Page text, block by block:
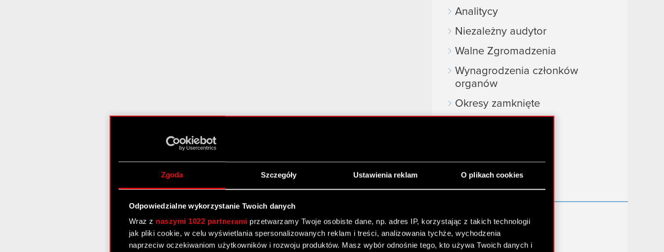
Zgoda Szczegóły Ustawienia reklam O plikach cookies
Odpowiedzialne wykorzystanie Twoich danych
Wraz z naszymi 1022 partnerami przetwarzamy Twoje osobiste dane, np. adres IP, korzystając z takich technologii
jak pliki cookie, w celu wyświetlania spersonalizowanych reklam i treści, analizowania tychże, wychodzenia
naprzeciw oczekiwaniom użytkowników i rozwoju produktów. Masz wybór odnośnie tego, kto używa Twoich danych i
Analitycy
Niezależny audytor
Walne Zgromadzenia
Wynagrodzenia członków
organów
Okresy zamknięte
Przydatne linki
Kontakt IR
Dowiedz się więcej:
thewitcher.com